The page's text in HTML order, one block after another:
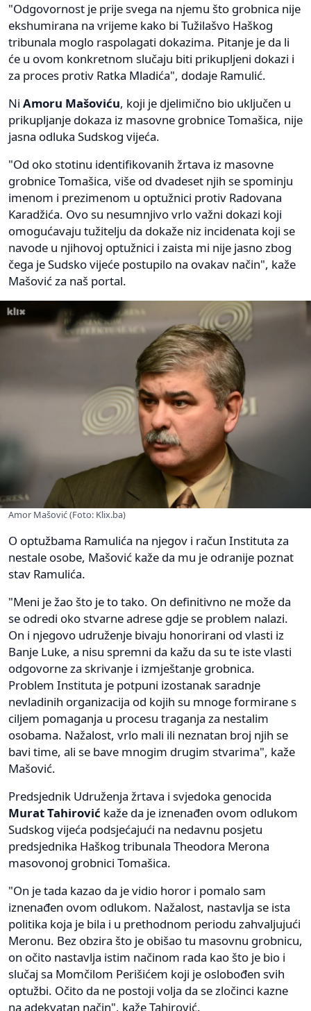
"Odgovornost je prije svega na njemu što grobnica nije
ekshumirana na vrijeme kako bi Tužilašvo Haškog
tribunala moglo raspolagati dokazima. Pitanje je da li
će u ovom konkretnom slučaju biti prikupljeni dokazi i
za proces protiv Ratka Mladića", dodaje Ramulić.
Ni Amoru Mašoviću, koji je djelimično bio uključen u
prikupljanje dokaza iz masovne grobnice Tomašica, nije
jasna odluka Sudskog vijeća.
"Od oko stotinu identifikovanih žrtava iz masovne
grobnice Tomašica, više od dvadeset njih se spominju
imenom i prezimenom u optužnici protiv Radovana
Karadžića. Ovo su nesumnjivo vrlo važni dokazi koji
omogućavaju tužitelju da dokaže niz incidenata koji se
navode u njihovoj optužnici i zaista mi nije jasno zbog
čega je Sudsko vijeće postupilo na ovakav način", kaže
Mašović za naš portal.
Amor Mašović (Foto: Klix.ba)
O optužbama Ramulića na njegov i račun Instituta za
nestale osobe, Mašović kaže da mu je odranije poznat
stav Ramulića.
"Meni je žao što je to tako. On definitivno ne može da
se odredi oko stvarne adrese gdje se problem nalazi.
On i njegovo udruženje bivaju honorirani od vlasti iz
Banje Luke, a nisu spremni da kažu da su te iste vlasti
odgovorne za skrivanje i izmještanje grobnica.
Problem Instituta je potpuni izostanak saradnje
nevladinih organizacija od kojih su mnoge formirane s
ciljem pomaganja u procesu traganja za nestalim
osobama. Nažalost, vrlo mali ili neznatan broj njih se
bavi time, ali se bave mnogim drugim stvarima", kaže
Mašović.
Predsjednik Udruženja žrtava i svjedoka genocida
Murat Tahirović kaže da je iznenađen ovom odlukom
Sudskog vijeća podsjećajući na nedavnu posjetu
predsjednika Haškog tribunala Theodora Merona
masovonoj grobnici Tomašica.
"On je tada kazao da je vidio horor i pomalo sam
iznenađen ovom odlukom. Nažalost, nastavlja se ista
politika koja je bila i u prethodnom periodu zahvaljujući
Meronu. Bez obzira što je obišao tu masovnu grobnicu,
on očito nastavlja istim načinom rada kao što je bio i
slučaj sa Momčilom Perišićem koji je oslobođen svih
optužbi. Očito da ne postoji volja da se zločinci kazne
na adekvatan način", kaže Tahirović.